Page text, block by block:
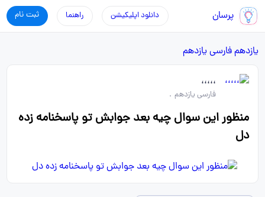
پرسان ثبت نام راهنما دانلود اپلیکیشن
یازدهمفارسی یازدهم
،،،،،
فارسی یازدهم .
منظور این سوال چیه بعد جوابش تو پاسخنامه زده
دل